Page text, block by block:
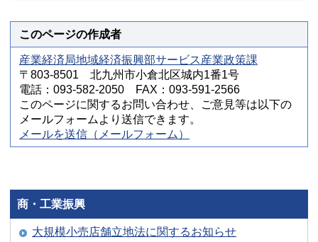
このページの作成者
産業経済局地域経済振興部サービス産業政策課
〒803-8501 北九州市小倉北区城内1番1号
電話：093-582-2050 FAX：093-591-2566
このページに関するお問い合わせ、ご意見等は以下の
メールフォームより送信できます。
メールを送信（メールフォーム）
商・工業振興
大規模小売店舗立地法に関するお知らせ